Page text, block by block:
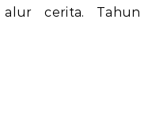
cerita. Tahun